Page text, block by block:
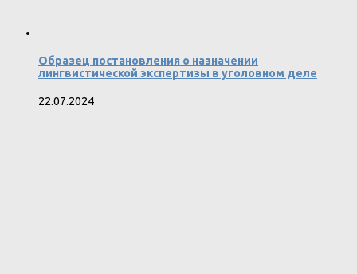
Образец постановления о назначении
лингвистической экспертизы в уголовном деле
22.07.2024